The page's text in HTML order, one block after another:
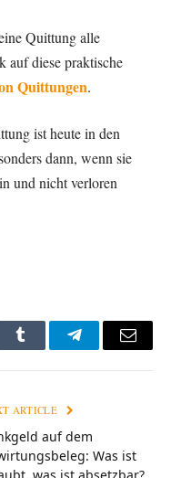
Quittung alle
diese praktische
Quittungen.
ist heute in den
dann, wenn sie
und nicht verloren
Tumblr TelegramEmail
ARTICLE
auf dem
Was ist